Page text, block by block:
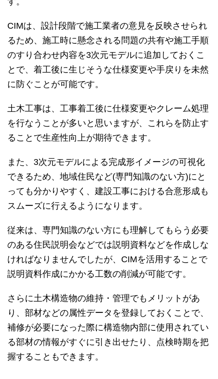
CIMは、設計段階で施工業者の意見を反映させられ
るため、施工時に懸念される問題の共有や施工手順
のすり合わせ内容を3次元モデルに追加しておくこ
とで、着工後に生じそうな仕様変更や手戻りを未然
に防ぐことが可能です。
土木工事は、工事着工後に仕様変更やクレーム処理
を行なうことが多いと思いますが、これらを防止す
ることで生産性向上が期待できます。
また、3次元モデルによる完成形イメージの可視化
できるため、地域住民など(専門知識のない方)にと
っても分かりやすく、建設工事における合意形成も
スムーズに行えるようになります。
従来は、専門知識のない方にも理解してもらう必要
のある住民説明会などでは説明資料などを作成しな
ければなりませんでしたが、CIMを活用することで
説明資料作成にかかる工数の削減が可能です。
さらに土木構造物の維持・管理でもメリットがあ
り、部材などの属性データを登録しておくことで、
補修が必要になった際に構造物内部に使用されてい
る部材の情報がすぐに引き出せたり、点検時期を把
握することもできます。